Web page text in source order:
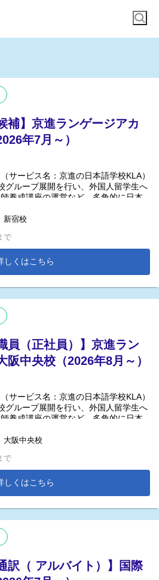
補】京進ランゲージアカ
年7月～）
サービス名：京進の日本語学校KLA）
グループ展開を行い、外国人留学生へ
養成講座の運営など、多角的に日本
式会社京進(東証スタンダード上場)を
」を目指し、待遇の改善や働きやす
。
校運営を引っ張って行っていただく方
理者候補としての力を求めていま
ある」「他業種でのマネジメント経
・安全・従業員管理）
校・OLJ校等）へ異動の可能性もご
宿校
で
しくはこちら
員（正社員）】京進ラン
阪中央校（2026年8月～）
サービス名：京進の日本語学校KLA）
グループ展開を行い、外国人留学生へ
養成講座の運営など、多角的に日本
式会社京進(東証スタンダード上場)を
」を目指し、待遇の改善や働きやす
。
阪中央校
で
しくはこちら
訳（ アルバイト）】国際